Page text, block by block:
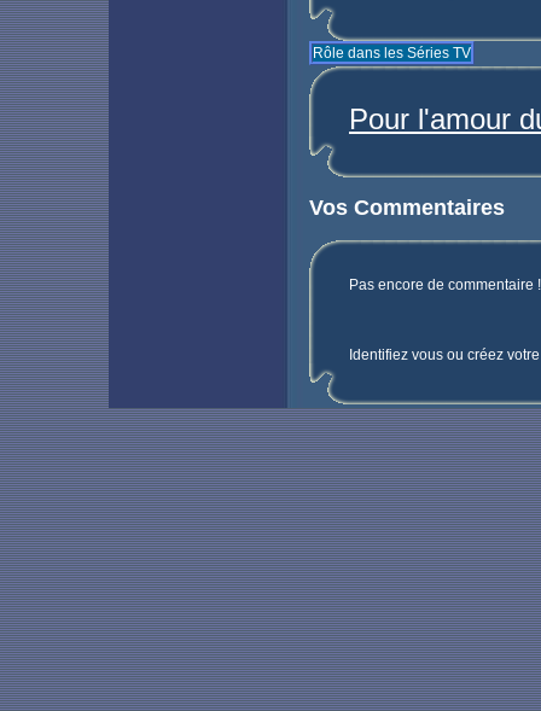
Rôle dans les Séries TV
Pour l'amour
Vos Commentaires
Pas encore de commentaire
Identifiez vous ou créez